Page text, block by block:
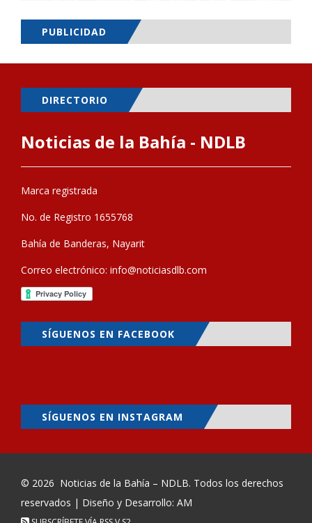
PUBLICIDAD
DIRECTORIO
Noticias de la Bahía - NDLB
Marca registrada
No. de Registro 1655768
Bahía de Banderas, Nayarit
Correo electrónico: info@noticiasdlb.com
SÍGUENOS EN FACEBOOK
SÍGUENOS EN INSTAGRAM
© 2026 Noticias de la Bahía – NDLB. Todos los derechos
reservados | Diseño y Desarrollo: AM